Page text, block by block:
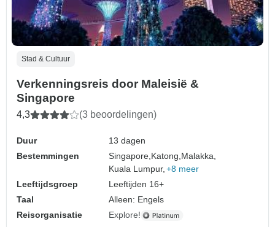
Stad & Cultuur
Verkenningsreis door Maleisië &
Singapore
4,3 (3 beoordelingen)
Duur
13 dagen
Bestemmingen
Singapore, Katong, Malakka,
Kuala Lumpur, +8 meer
Leeftijdsgroep
Leeftijden 16+
Taal
Alleen: Engels
Reisorganisatie
Explore!